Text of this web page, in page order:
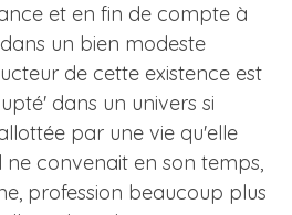
et en fin de compte à
un bien modeste
de cette existence est
dans un univers si
par une vie qu'elle
ne convenait en son temps,
profession beaucoup plus